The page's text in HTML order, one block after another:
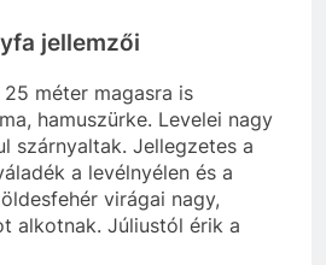
jellemzői
méter magasra is
hamuszürke. Levelei nagy
szárnyaltak. Jellegzetes a
a levélnyélen és a
virágai nagy,
alkotnak. Júliustól érik a